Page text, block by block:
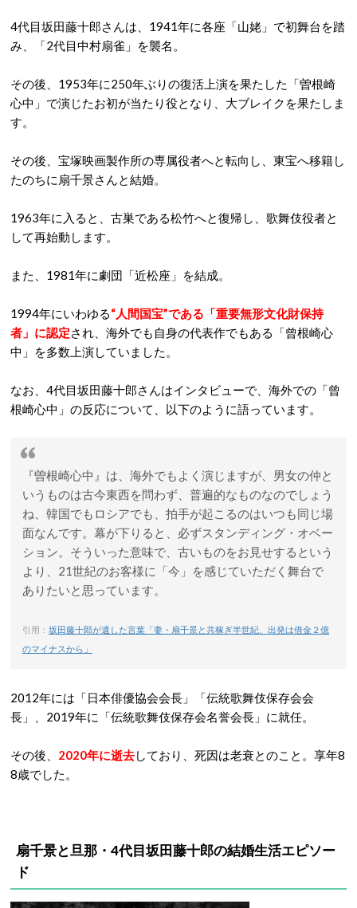
4代目坂田藤十郎さんは、1941年に各座「山姥」で初舞台を踏
み、「2代目中村扇雀」を襲名。
その後、1953年に250年ぶりの復活上演を果たした「曽根崎
心中」で演じたお初が当たり役となり、大ブレイクを果たしま
す。
その後、宝塚映画製作所の専属役者へと転向し、東宝へ移籍し
たのちに扇千景さんと結婚。
1963年に入ると、古巣である松竹へと復帰し、歌舞伎役者と
して再始動します。
また、1981年に劇団「近松座」を結成。
1994年にいわゆる“人間国宝”である「重要無形文化財保持
者」に認定され、海外でも自身の代表作でもある「曾根崎心
中」を多数上演していました。
なお、4代目坂田藤十郎さんはインタビューで、海外での「曾
根崎心中」の反応について、以下のように語っています。
『曽根崎心中』は、海外でもよく演じますが、男女の仲と
いうものは古今東西を問わず、普遍的なものなのでしょう
ね、韓国でもロシアでも、拍手が起こるのはいつも同じ場
面なんです。幕が下りると、必ずスタンディング・オベー
ション。そういった意味で、古いものをお見せするという
より、21世紀のお客様に「今」を感じていただく舞台で
ありたいと思っています。
引用： 坂田藤十郎が遺した言葉「妻・扇千景と共稼ぎ半世紀、出発は借金２億
のマイナスから」
2012年には「日本俳優協会会長」「伝統歌舞伎保存会会
長」、2019年に「伝統歌舞伎保存会名誉会長」に就任。
その後、 2020年に逝去しており、死因は老衰とのこと。享年8
8歳でした。
扇千景と旦那・4代目坂田藤十郎の結婚生活エピソー
ド